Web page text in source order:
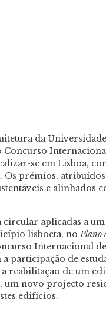
da
Concurso
se em Lisboa,
prémios,
e alinhados
circular aplicadas a
lisboeta, no Plano
Internacional
participação de
a reabilitação de um
um novo projecto
edifícios.